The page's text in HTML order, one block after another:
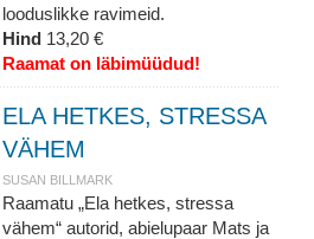
looduslikke ravimeid.
Hind 13,20 €
Raamat on läbimüüdud!
ELA HETKES, STRESSA
VÄHEM
SUSAN BILLMARK
Raamatu „Ela hetkes, stressa
vähem“ autorid, abielupaar Mats ja